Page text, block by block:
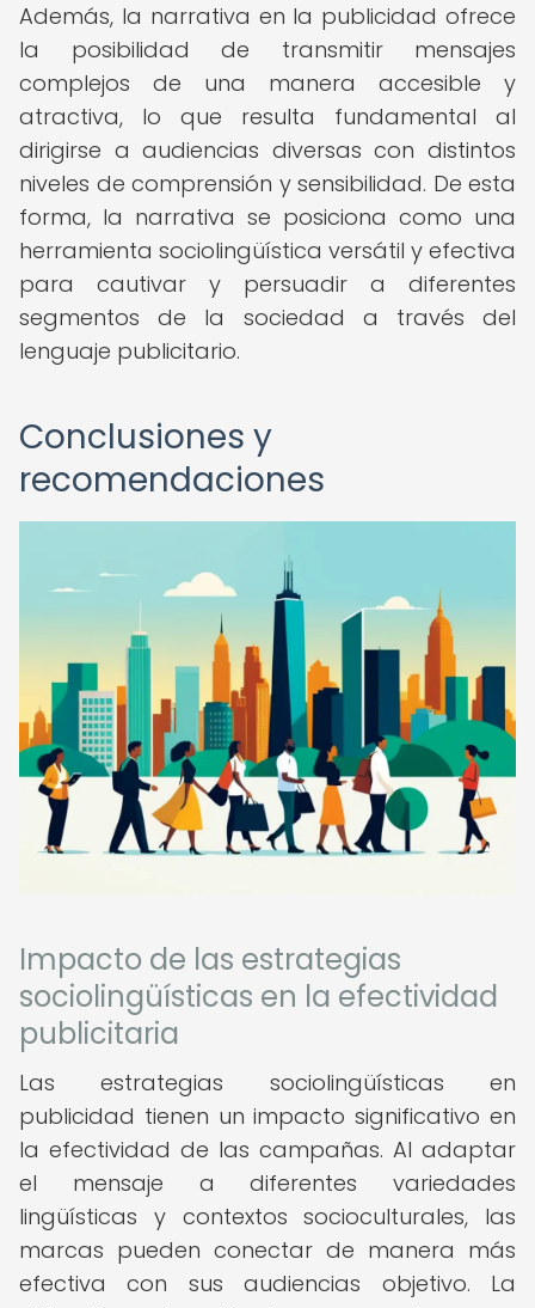
Además, la narrativa en la publicidad ofrece
la posibilidad de transmitir mensajes
complejos de una manera accesible y
atractiva, lo que resulta fundamental al
dirigirse a audiencias diversas con distintos
niveles de comprensión y sensibilidad. De esta
forma, la narrativa se posiciona como una
herramienta sociolingüística versátil y efectiva
para cautivar y persuadir a diferentes
segmentos de la sociedad a través del
lenguaje publicitario.
Conclusiones y
recomendaciones
Impacto de las estrategias
sociolingüísticas en la efectividad
publicitaria
Las estrategias sociolingüísticas en
publicidad tienen un impacto significativo en
la efectividad de las campañas. Al adaptar
el mensaje a diferentes variedades
lingüísticas y contextos socioculturales, las
marcas pueden conectar de manera más
efectiva con sus audiencias objetivo. La